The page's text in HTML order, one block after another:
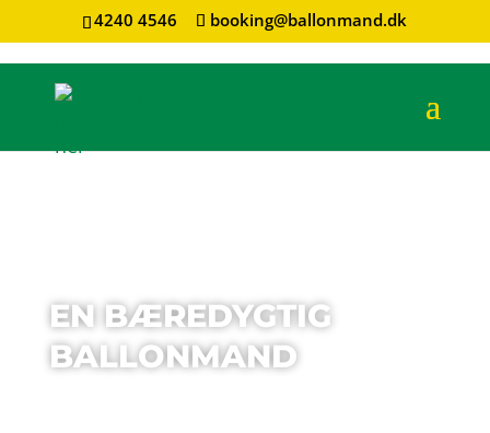
4240 4546 booking@ballonmand.dk
EN BÆREDYGTIG
BALLONMAND